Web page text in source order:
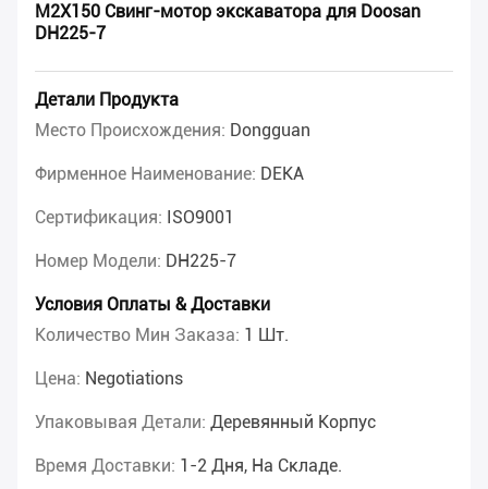
M2X150 Свинг-мотор экскаватора для Doosan
DH225-7
Детали Продукта
Место Происхождения: Dongguan
Фирменное Наименование: DEKA
Сертификация: ISO9001
Номер Модели: DH225-7
Условия Оплаты & Доставки
Количество Мин Заказа: 1 Шт.
Цена: Negotiations
Упаковывая Детали: Деревянный Корпус
Время Доставки: 1-2 Дня, На Складе.